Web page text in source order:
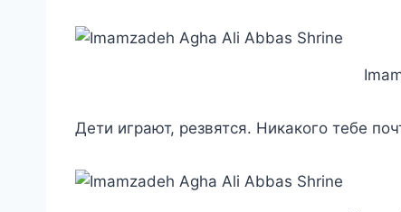
Дети играют, резвятся. Никакого тебе